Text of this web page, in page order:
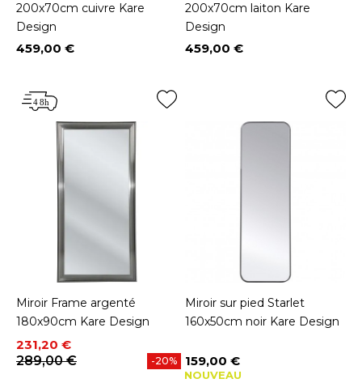
200x70cm cuivre Kare
Design
Prix
459,00 €
200x70cm laiton Kare
Design
Prix
459,00 €
Miroir Frame argenté
180x90cm Kare Design
Prix
231,20 €
Prix de base
289,00 €
-20%
Miroir sur pied Starlet
160x50cm noir Kare Design
Prix
159,00 €
NOUVEAU